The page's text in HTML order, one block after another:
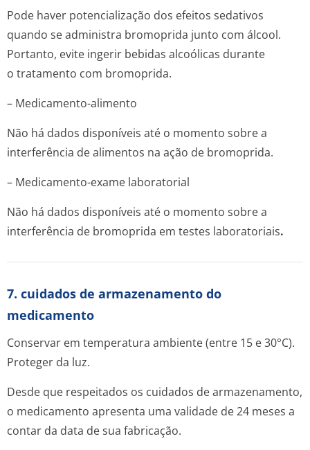
Pode haver potencialização dos efeitos sedativos
quando se administra bromoprida junto com álcool.
Portanto, evite ingerir bebidas alcoólicas durante
o tratamento com bromoprida.
– Medicamento-alimento
Não há dados disponíveis até o momento sobre a
interferência de alimentos na ação de bromoprida.
– Medicamento-exame laboratorial
Não há dados disponíveis até o momento sobre a
interferência de bromoprida em testes laboratoriais.
7. cuidados de armazenamento do
medicamento
Conservar em temperatura ambiente (entre 15 e 30°C).
Proteger da luz.
Desde que respeitados os cuidados de armazenamento,
o medicamento apresenta uma validade de 24 meses a
contar da data de sua fabricação.